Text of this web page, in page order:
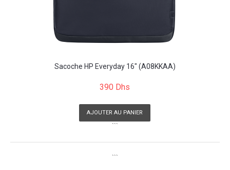
Sacoche HP Everyday 16" (A08KKAA)
390 Dhs
AJOUTER AU PANIER
```
```